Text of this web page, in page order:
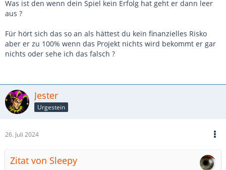
Ich bin auch kein Anwalt aber das was du vorhast klingt sehr
unorthodox und riskant.
fliegen kann vielleicht auch nichts
Wenn du wirklich an dein Projekt glaubst, warum schenkst du
ihm dann 20% von deinem Gewinn ? Du kommst dann viel besser
weg wenn du ihm ein fest ausgemachtes Honorar bezahlst und
das geht nur wenn du arbeiten gehst.
Was ist den wenn dein Spiel kein Erfolg hat geht er dann leer
aus ?
Für hört sich das so an als hättest du kein finanzielles Risko
aber er zu 100% wenn das Projekt nichts wird bekommt er gar
nichts oder sehe ich das falsch ?
Jester
Urgestein
26. Juli 2024
Zitat von Sleepy